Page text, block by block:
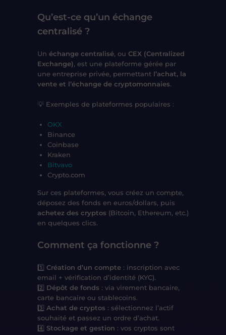
Qu’est-ce qu’un échange
centralisé ?
Un échange centralisé, ou CEX (Centralized
Exchange), est une plateforme gérée par
une entreprise privée, permettant l’achat, la
vente et l’échange de cryptomonnaies.
💡 Exemples de plateformes populaires :
OKX
Binance
Coinbase
Kraken
Bitvavo
Crypto.com
Sur ces plateformes, vous créez un compte,
déposez des fonds en euros/dollars, puis
achetez des cryptos (Bitcoin, Ethereum, etc.)
en quelques clics.
Comment ça fonctionne ?
1️⃣ Création d’un compte : inscription avec
email + vérification d’identité (KYC).
2️⃣ Dépôt de fonds : via virement bancaire,
carte bancaire ou stablecoins.
3️⃣ Achat de cryptos : sélectionnez l’actif
souhaité et passez un ordre d’achat.
4️⃣ Stockage et gestion : vos cryptos sont